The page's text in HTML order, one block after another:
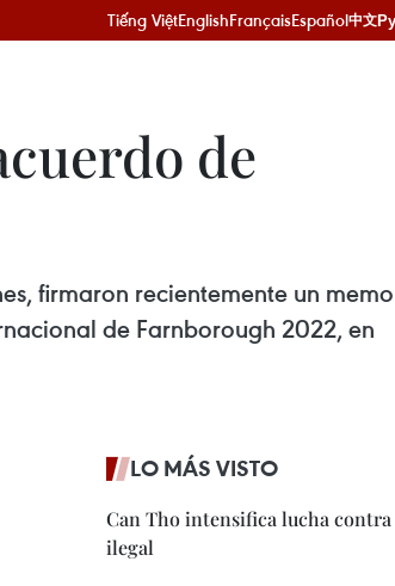
Tiếng ViệtEnglishFrançaisEspañol中文
de
firmaron recientemente un
de Farnborough 2022, en
LO MÁS VISTO
Can Tho intensifica lucha contra
ilegal